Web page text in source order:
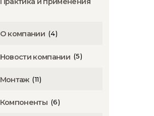
О компании (4)
Новости компании (5)
Монтаж (11)
Компоненты (6)